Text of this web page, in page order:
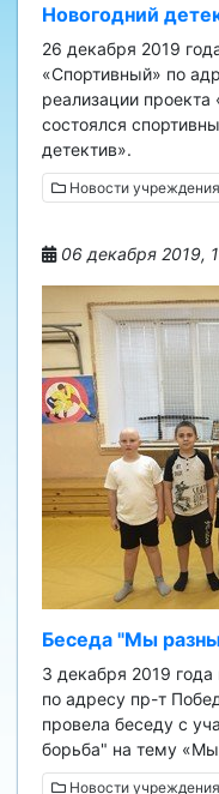
Новогодний
26 декабря 2019
«Спортивный» по
реализации
состоялся
детектив».
Новости учреждения
06 декабря 2019,
Беседа "Мы
3 декабря 2019
по адресу пр-т
провела беседу с
борьба" на тему
Новости учреждения